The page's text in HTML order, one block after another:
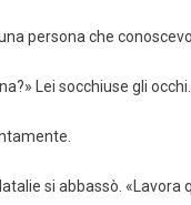
persona che
Lei socchiuse gli
si abbassò. «Lavora